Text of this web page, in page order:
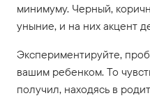
минимуму. Черный,
уныние, и на них акцент
Экспериментируйте,
вашим ребенком. То
получил, находясь в